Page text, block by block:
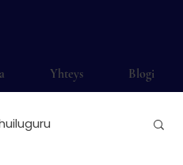
Yhteys Blogi